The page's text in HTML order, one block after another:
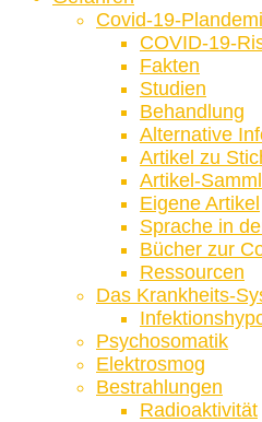
Covid-19-
COVID-19-
Fakten
Studien
Behandlung
Alternative
Artikel zu
Artikel-
Eigene Artikel
Sprache in
Bücher zur
Ressourcen
Das Krankheits-
Psychosomatik
Elektrosmog
Bestrahlungen
Radioaktivität